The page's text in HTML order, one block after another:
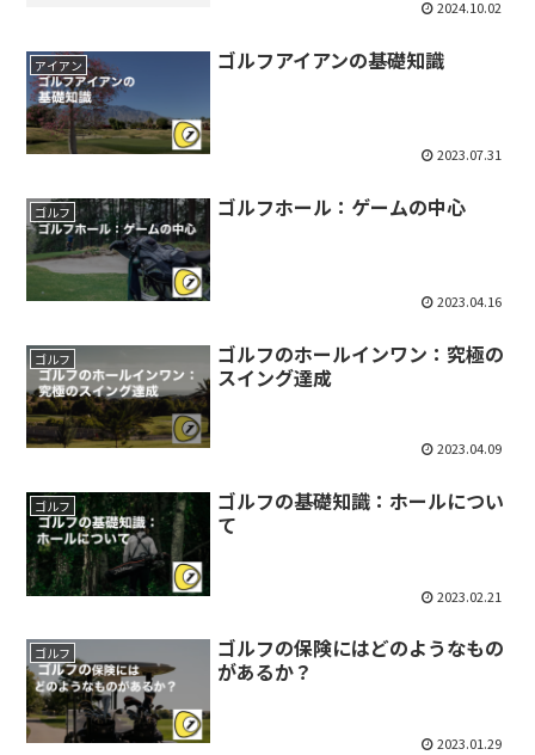
2024.10.02
アイアン ゴルフアイアンの基礎知識
2023.07.31
ゴルフ ゴルフホール：ゲームの中心
2023.04.16
ゴルフ
ゴルフのホールインワン：究極の
スイング達成
2023.04.09
ゴルフ
ゴルフの基礎知識：ホールについ
て
2023.02.21
ゴルフ
ゴルフの保険にはどのようなもの
があるか？
2023.01.29